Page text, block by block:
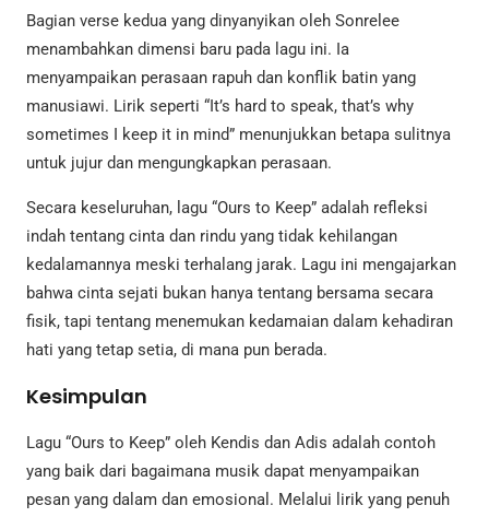
Bagian verse kedua yang dinyanyikan oleh Sonrelee
menambahkan dimensi baru pada lagu ini. Ia
menyampaikan perasaan rapuh dan konflik batin yang
manusiawi. Lirik seperti “It’s hard to speak, that’s why
sometimes I keep it in mind” menunjukkan betapa sulitnya
untuk jujur dan mengungkapkan perasaan.
Secara keseluruhan, lagu “Ours to Keep” adalah refleksi
indah tentang cinta dan rindu yang tidak kehilangan
kedalamannya meski terhalang jarak. Lagu ini mengajarkan
bahwa cinta sejati bukan hanya tentang bersama secara
fisik, tapi tentang menemukan kedamaian dalam kehadiran
hati yang tetap setia, di mana pun berada.
Kesimpulan
Lagu “Ours to Keep” oleh Kendis dan Adis adalah contoh
yang baik dari bagaimana musik dapat menyampaikan
pesan yang dalam dan emosional. Melalui lirik yang penuh